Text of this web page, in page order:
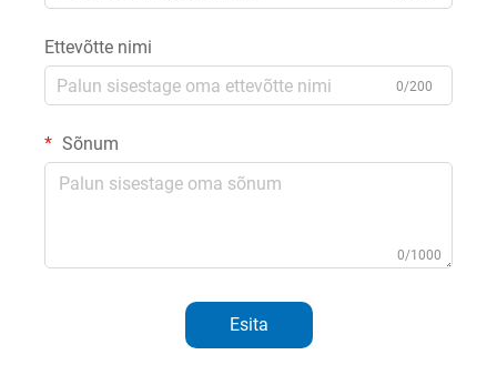
Ettevõtte nimi
0/200
Sõnum
0/1000
Esita